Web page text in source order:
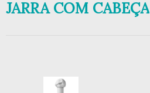
JARRA COM CABEÇA